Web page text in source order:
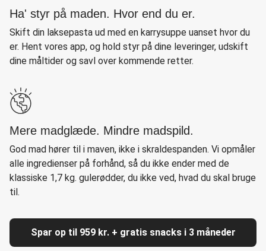
Ha' styr på maden. Hvor end du er.
Skift din laksepasta ud med en karrysuppe uanset hvor du
er. Hent vores app, og hold styr på dine leveringer, udskift
dine måltider og savl over kommende retter.
Mere madglæde. Mindre madspild.
God mad hører til i maven, ikke i skraldespanden. Vi opmåler
alle ingredienser på forhånd, så du ikke ender med de
klassiske 1,7 kg. gulerødder, du ikke ved, hvad du skal bruge
til.
Spar op til 959 kr. + gratis snacks i 3 måneder